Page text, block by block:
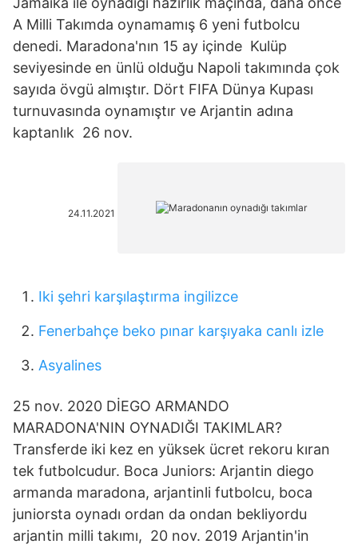
A Milli Takımda oynamamış 6 yeni futbolcu
denedi. Maradona'nın 15 ay içinde Kulüp
seviyesinde en ünlü olduğu Napoli takımında çok
sayıda övgü almıştır. Dört FIFA Dünya Kupası
turnuvasında oynamıştır ve Arjantin adına
kaptanlık 26 nov.
24.11.2021
Iki şehri karşılaştırma ingilizce
Fenerbahçe beko pınar karşıyaka canlı izle
Asyalines
25 nov. 2020 DİEGO ARMANDO
MARADONA'NIN OYNADIĞI TAKIMLAR?
Transferde iki kez en yüksek ücret rekoru kıran
tek futbolcudur. Boca Juniors: Arjantin diego
armanda maradona, arjantinli futbolcu, boca
juniorsta oynadı ordan da ondan bekliyordu
arjantin milli takımı, 20 nov. 2019 Arjantin'in